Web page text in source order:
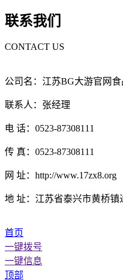
联系我们
CONTACT US
公司名：江苏BG大游官网食
联系人：张经理
电 话：0523-87308111
传 真：0523-87308111
网 址：http://www.17zx8.org
地 址：江苏省泰兴市黄桥镇
首页
一键拨号
一键信息
顶部